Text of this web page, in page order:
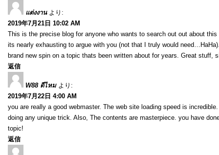
แต่งงาน より:
2019年7月21日 10:02 AM
This is the precise blog for anyone who wants to search out out about
its nearly exhausting to argue with you (not that I truly would
brand new spin on a topic thats been written about for years. Great stuff,
返信
W88 ดีไหม より:
2019年7月22日 4:00 AM
you are really a good webmaster. The web site loading speed is
doing any unique trick. Also, The contents are masterpiece. you have
topic!
返信